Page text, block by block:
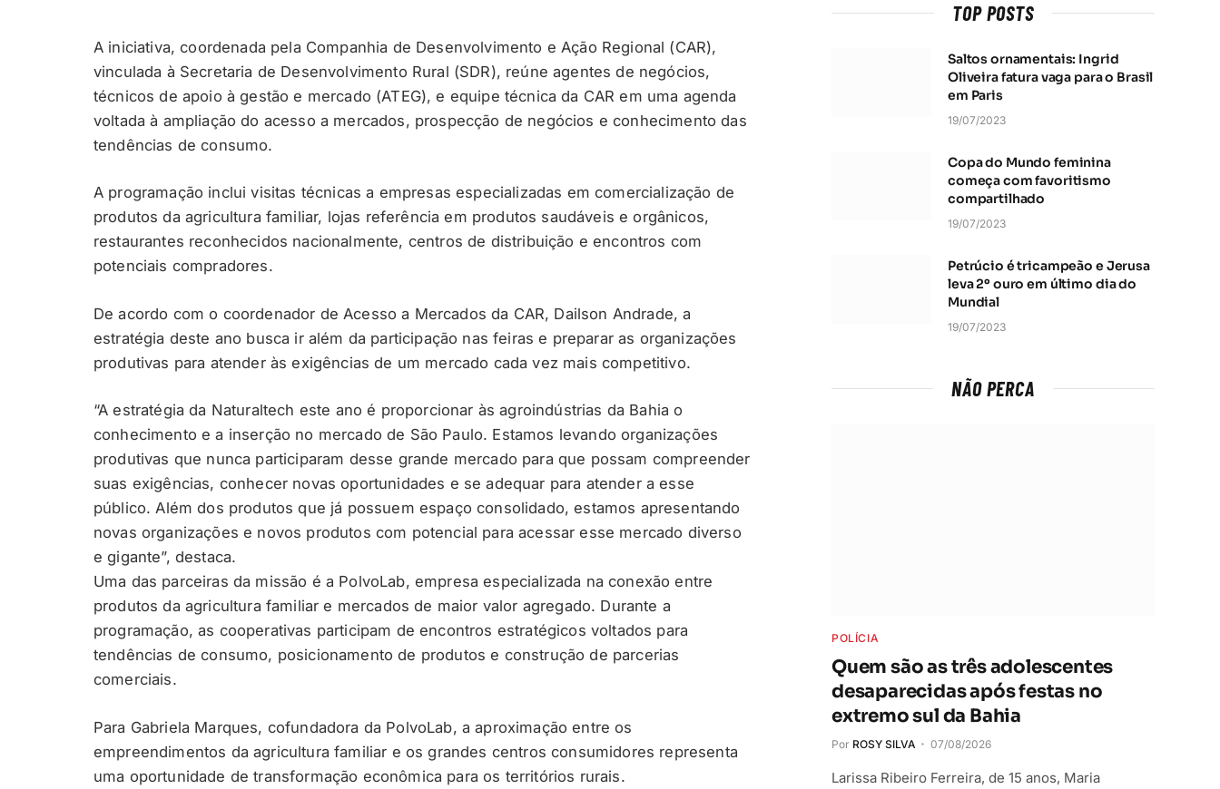
A iniciativa, coordenada pela Companhia de Desenvolvimento e Ação Regional (CAR),
vinculada à Secretaria de Desenvolvimento Rural (SDR), reúne agentes de negócios,
técnicos de apoio à gestão e mercado (ATEG), e equipe técnica da CAR em uma agenda
voltada à ampliação do acesso a mercados, prospecção de negócios e conhecimento das
tendências de consumo.
A programação inclui visitas técnicas a empresas especializadas em comercialização de
produtos da agricultura familiar, lojas referência em produtos saudáveis e orgânicos,
restaurantes reconhecidos nacionalmente, centros de distribuição e encontros com
potenciais compradores.
De acordo com o coordenador de Acesso a Mercados da CAR, Dailson Andrade, a
estratégia deste ano busca ir além da participação nas feiras e preparar as organizações
produtivas para atender às exigências de um mercado cada vez mais competitivo.
“A estratégia da Naturaltech este ano é proporcionar às agroindústrias da Bahia o
conhecimento e a inserção no mercado de São Paulo. Estamos levando organizações
produtivas que nunca participaram desse grande mercado para que possam compreender
suas exigências, conhecer novas oportunidades e se adequar para atender a esse
público. Além dos produtos que já possuem espaço consolidado, estamos apresentando
novas organizações e novos produtos com potencial para acessar esse mercado diverso
e gigante”, destaca.
Uma das parceiras da missão é a PolvoLab, empresa especializada na conexão entre
produtos da agricultura familiar e mercados de maior valor agregado. Durante a
programação, as cooperativas participam de encontros estratégicos voltados para
tendências de consumo, posicionamento de produtos e construção de parcerias
comerciais.
Para Gabriela Marques, cofundadora da PolvoLab, a aproximação entre os
empreendimentos da agricultura familiar e os grandes centros consumidores representa
uma oportunidade de transformação econômica para os territórios rurais.
TOP POSTS
Saltos ornamentais: Ingrid
Oliveira fatura vaga para o Brasil
em Paris
19/07/2023
Copa do Mundo feminina
começa com favoritismo
compartilhado
19/07/2023
Petrúcio é tricampeão e Jerusa
leva 2º ouro em último dia do
Mundial
19/07/2023
NÃO PERCA
POLÍCIA
Quem são as três adolescentes
desaparecidas após festas no
extremo sul da Bahia
Por ROSY SILVA 07/08/2026
Larissa Ribeiro Ferreira, de 15 anos, Maria